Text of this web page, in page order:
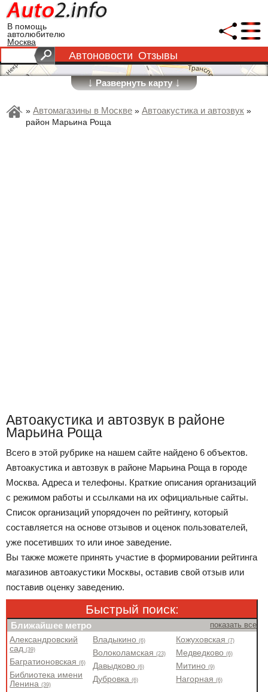
В помощь
автолюбителю
Москва
Автоновости Отзывы
↓Развернуть карту↓
» Автомагазины в Москве » Автоакустика и автозвук »
район Марьина Роща
Автоакустика и автозвук в районе
Марьина Роща
Всего в этой рубрике на нашем сайте найдено 6 объектов.
Автоакустика и автозвук в районе Марьина Роща в городе
Москва. Адреса и телефоны. Краткие описания организаций
с режимом работы и ссылками на их официальные сайты.
Список организаций упорядочен по рейтингу, который
составляется на основе отзывов и оценок пользователей,
уже посетивших то или иное заведение.
Вы также можете принять участие в формировании рейтинга
магазинов автоакустики Москвы, оставив свой отзыв или
поставив оценку заведению.
Быстрый поиск:
Ближайшее метро показать все
Александровский
сад(39)
Багратионовская(6)
Библиотека имени
Ленина(39)
Владыкино(6)
Волоколамская(23)
Давыдково(6)
Дубровка(6)
Кожуховская(7)
Медведково(6)
Митино(9)
Нагорная(6)